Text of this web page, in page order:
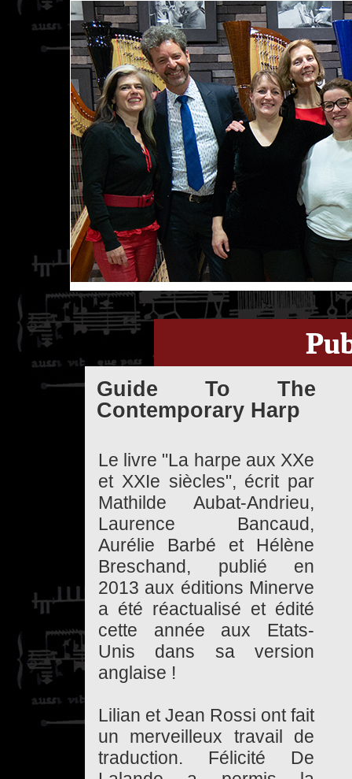
Guide To The
Contemporary Harp
Le livre "La harpe aux XXe
et XXIe siècles", écrit par
Mathilde Aubat-Andrieu,
Laurence Bancaud,
Aurélie Barbé et Hélène
Breschand, publié en
2013 aux éditions Minerve
a été réactualisé et édité
cette année aux Etats-
Unis dans sa version
anglaise !
Lilian et Jean Rossi ont fait
un merveilleux travail de
traduction. Félicité De